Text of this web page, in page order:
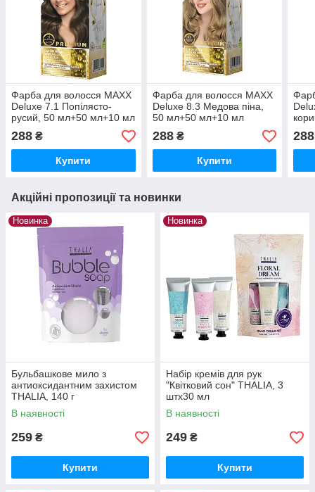
Фарба для волосся MAXX
Deluxe 7.1 Попілясто-
русий, 50 мл+50 мл+10 мл
288 ₴
Купити
Фарба для волосся MAXX
Deluxe 8.3 Медова піна,
50 мл+50 мл+10 мл
288₴
Купити
288
Акційні пропозиції та новинки
Новинка
Бульбашкове мило з
антиоксидантним захистом
THALIA, 140 г
В наявності
259 ₴
Купити
Новинка
Набір кремів для рук
"Квітковий сон" THALIA, 3
штх30 мл
В наявності
249 ₴
Купити